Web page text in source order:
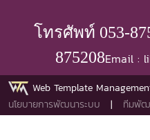
โทรศัพท์ 053-
875208Email :
Web Template
นโยบายการพัฒนาระบบ | ทีมพัฒ